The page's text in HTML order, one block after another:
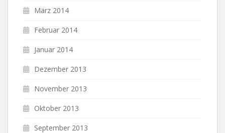
März 2014
Februar 2014
Januar 2014
Dezember 2013
November 2013
Oktober 2013
September 2013